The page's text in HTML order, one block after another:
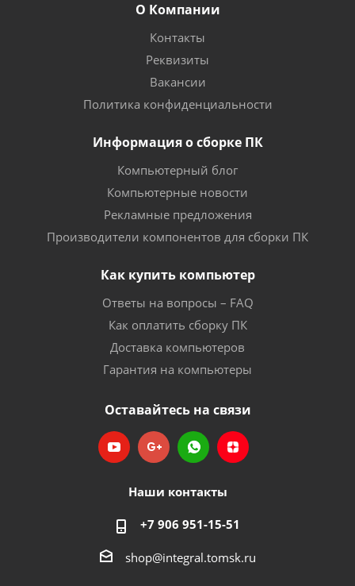
О Компании
Контакты
Реквизиты
Вакансии
Политика конфиденциальности
Информация о сборке ПК
Компьютерный блог
Компьютерные новости
Рекламные предложения
Производители компонентов для сборки ПК
Как купить компьютер
Ответы на вопросы – FAQ
Как оплатить сборку ПК
Доставка компьютеров
Гарантия на компьютеры
Оставайтесь на связи
Наши контакты
+7 906 951-15-51
shop@integral.tomsk.ru